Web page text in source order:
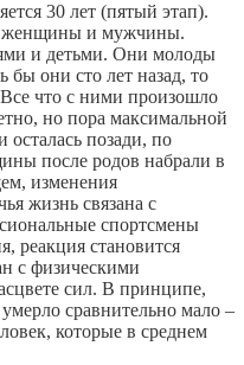
30 лет (пятый этап).
женщины и мужчины.
и детьми. Они молоды
они сто лет назад, то
что с ними произошло
но пора максимальной
осталась позади, по
после родов набрали в
изменения
жизнь связана с
спортсмены
реакция становится
с физическими
сил. В принципе,
умерло сравнительно мало –
которые в среднем